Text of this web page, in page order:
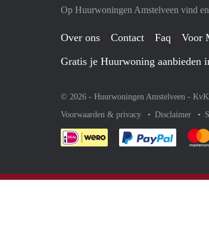
Op Huurwoningen Amstelveen vind
Over ons Contact Faq
Voor
Gratis je Huurwoning aanbieden
© 2026 - Huurwoningen Amstelveen -
Voorwaarden & privacy
Disclaimer
Je